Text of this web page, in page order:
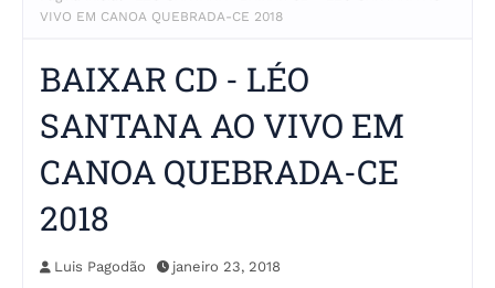
VIVO EM CANOA QUEBRADA-CE 2018
BAIXAR CD - LÉO
SANTANA AO VIVO EM
CANOA QUEBRADA-CE
2018
Luis Pagodão janeiro 23, 2018